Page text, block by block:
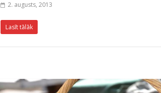
2. augusts, 2013
Lasīt tālāk